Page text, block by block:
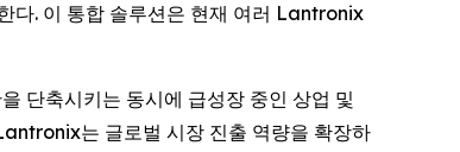
다. 이 통합 솔루션은 현재 여러 Lantronix
단축시키는 동시에 급성장 중인 상업 및
는 글로벌 시장 진출 역량을 확장하